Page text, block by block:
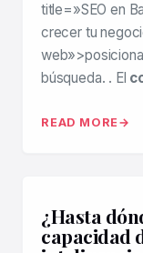
title=»SEO en
crecer tu
búsqueda. . El
READ MORE
¿Hasta
capacidad